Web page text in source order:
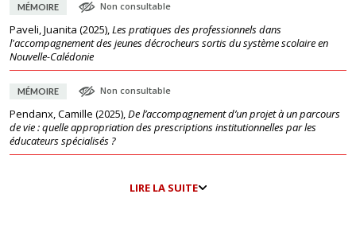
MÉMOIRE Non consultable
Paveli, Juanita (2025),Les pratiques des professionnels dans
l'accompagnement des jeunes décrocheurs sortis du système scolaire en
Nouvelle-Calédonie
MÉMOIRE Non consultable
Pendanx, Camille (2025),De l’accompagnement d’un projet à un parcours
de vie : quelle appropriation des prescriptions institutionnelles par les
éducateurs spécialisés ?
LIRE LA SUITE